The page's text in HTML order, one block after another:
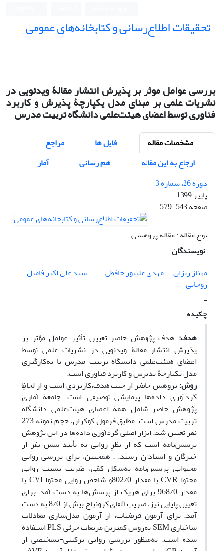
تحقیقات اطلاع‌رسانی و کتابخانه‌های عمومی
بررسی عوامل موثر بر پذیرش انتشار مقالۀ ویدئویی در
نشریات علمی بر مبنای مدل یکپارچۀ پذیرش و کاربرد
فناوری توسط اعضای هیئت‌علمی دانشگاه تربیت مدرس
مشخصات مقاله فایل ها
مراجع
ارجاع به این مقاله
هم رسانی
آمار
دوره 26، شماره 3
پاییز 1399
صفحه579-543
نوع مقاله : مقاله پژوهشی
نویسندگان
مهناز ریزان
مهدی علیپور حافظی
سید علی اکبر فامیل
روحانی
-
چکیده
هدف‌: هدف پژوهش حاضر تعیین تأثیر عوامل مؤثر بر
پذیرش انتشار مقالۀ‌ ویدئویی در نشریات علمی توسط
اعضای هیئت‌علمی دانشگاه تربیت مدرس با به‌کارگیری
مدل یکپارچۀ پذیرش و کاربرد فناوری است.
روش:پژوهش حاضر از حیث هدف،کاربردی است و از لحاظِ
گردآوری داده‌ها پیمایشی-توصیفی است. جامعۀ آماری
پژوهش حاضر شامل همۀ اعضای هیئت‌علمی ‌دانشگاه
تربیت مدرس است. مطابق فرمول کوکران، حجم نمونه 273
نفر تعیین شد. ابزار اصلی گردآوری داده‌ها در این پژوهش
پرسش‌نامه است که از نظرِ روایی به تأیید شش نفر از
خبرگان و استادان رسید. . همچنین، برای بررسی روایی
محتوایی پرسش‌نامه به‌شکل کمّی، ضریب نسبت روایی
محتوا CVRبا مقدار 802/0و شاخص روایی محتوا CVI با
مقدار 968/0 برای هریک از پرسش‌ها به دست آمد. برای
تعیین پایایی نیز، ضریب آلفای کرونباخ بیش از 8/0 به دست
آمد. برای آزمون فرضیات، از آزمون مدل‌سازی معادلات
ساختاریSEMبه‌روشِ کمترین مربعات جزئیPLSاستفاده
شده است. به‌منظور بررسی روایی ترکیبی-تشخیصی از